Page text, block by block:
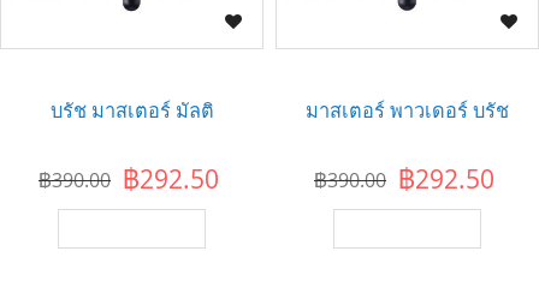
บรัช มาสเตอร์ มัลติ
฿292.50
฿390.00
มาสเตอร์ พาวเดอร์ บรัช
฿292.50
฿390.00